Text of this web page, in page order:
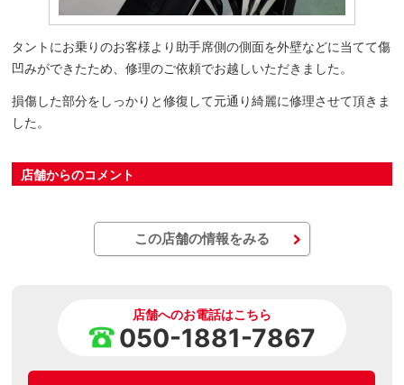
タントにお乗りのお客様より助手席側の側面を外壁などに当てて傷
凹みができたため、修理のご依頼でお越しいただきました。
損傷した部分をしっかりと修復して元通り綺麗に修理させて頂きま
した。
店舗からのコメント
この店舗の情報をみる
店舗へのお電話はこちら
050-1881-7867